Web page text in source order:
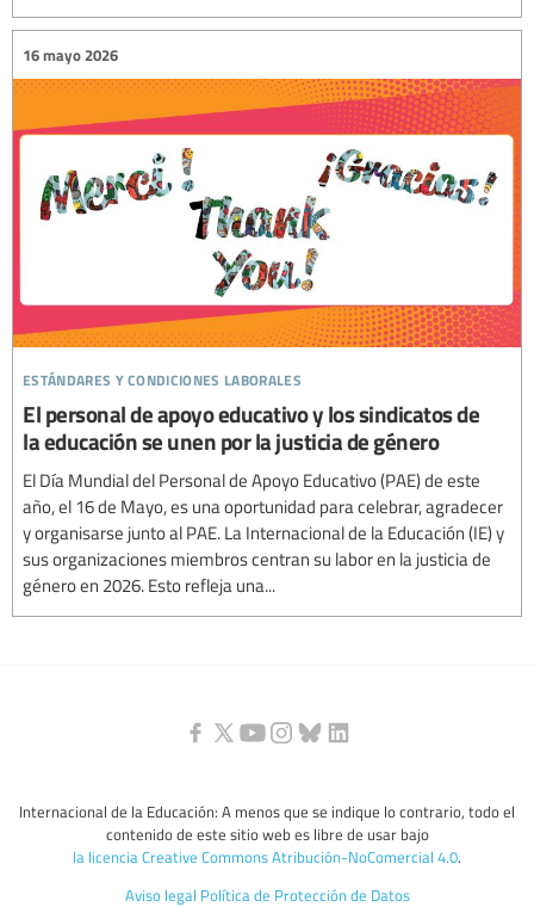
estándares y condiciones laborales
16 mayo 2026
El personal de apoyo educativo y los sindicatos de
la educación se unen por la justicia de género
El Día Mundial del Personal de Apoyo Educativo (PAE) de este
año, el 16 de Mayo, es una oportunidad para celebrar, agradecer
y organisarse junto al PAE. La Internacional de la Educación (IE) y
sus organizaciones miembros centran su labor en la justicia de
género en 2026. Esto refleja una...
Internacional de la Educación: A menos que se indique lo contrario, todo el
contenido de este sitio web es libre de usar bajo
la licencia Creative Commons Atribución-NoComercial 4.0.
Aviso legal Política de Protección de Datos